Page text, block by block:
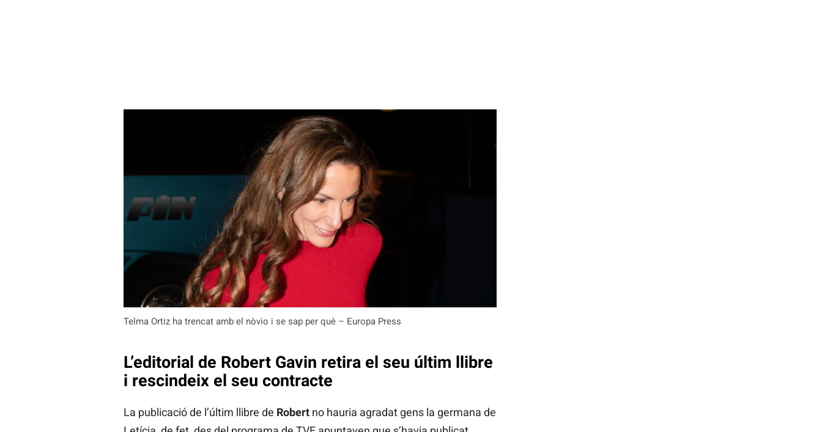
Telma Ortiz ha trencat amb el nòvio i se sap per què – Europa Press
L’editorial de Robert Gavin retira el seu últim llibre
i rescindeix el seu contracte
La publicació de l’últim llibre de Robertno hauria agradat gens la germana de